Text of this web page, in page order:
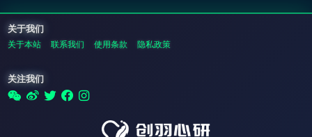
关于我们
关于本站 联系我们 使用条款 隐私政策
关注我们